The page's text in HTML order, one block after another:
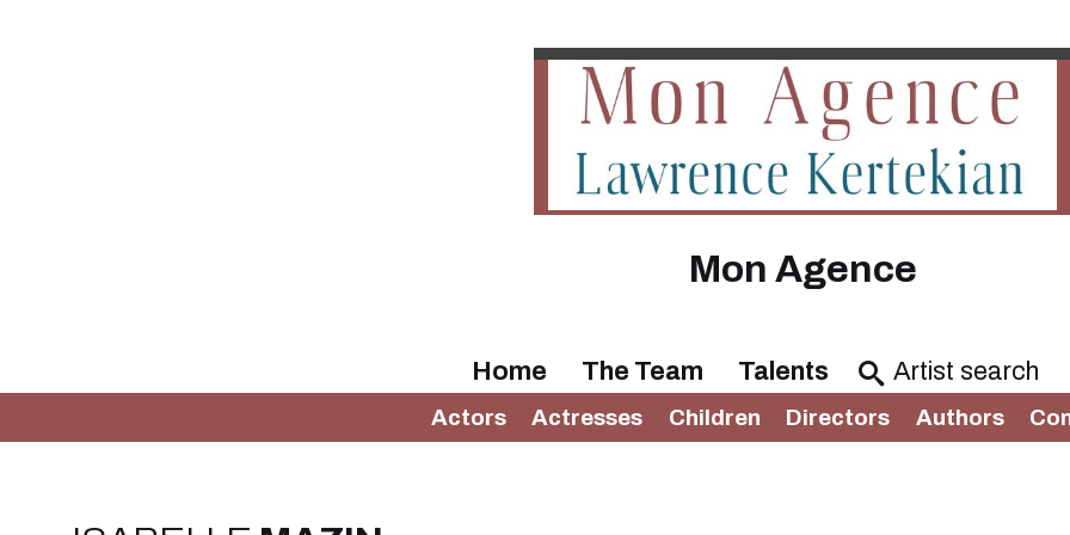
Mon Agence
Home The Team Talents
Actors Actresses Children Directors Authors